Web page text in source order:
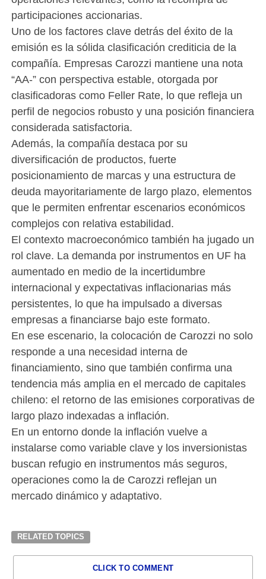
participaciones accionarias.
Uno de los factores clave detrás del éxito de la
emisión es la sólida clasificación crediticia de la
compañía. Empresas Carozzi mantiene una nota
“AA-” con perspectiva estable, otorgada por
clasificadoras como Feller Rate, lo que refleja un
perfil de negocios robusto y una posición financiera
considerada satisfactoria.
Además, la compañía destaca por su
diversificación de productos, fuerte
posicionamiento de marcas y una estructura de
deuda mayoritariamente de largo plazo, elementos
que le permiten enfrentar escenarios económicos
complejos con relativa estabilidad.
El contexto macroeconómico también ha jugado un
rol clave. La demanda por instrumentos en UF ha
aumentado en medio de la incertidumbre
internacional y expectativas inflacionarias más
persistentes, lo que ha impulsado a diversas
empresas a financiarse bajo este formato.
En ese escenario, la colocación de Carozzi no solo
responde a una necesidad interna de
financiamiento, sino que también confirma una
tendencia más amplia en el mercado de capitales
chileno: el retorno de las emisiones corporativas de
largo plazo indexadas a inflación.
En un entorno donde la inflación vuelve a
instalarse como variable clave y los inversionistas
buscan refugio en instrumentos más seguros,
operaciones como la de Carozzi reflejan un
mercado dinámico y adaptativo.
RELATED TOPICS
CLICK TO COMMENT